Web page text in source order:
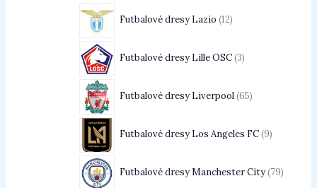
Futbalové dresy Lazio 12
Futbalové dresy Lille OSC 3
Futbalové dresy Liverpool 65
Futbalové dresy Los Angeles FC 9
Futbalové dresy Manchester City 79